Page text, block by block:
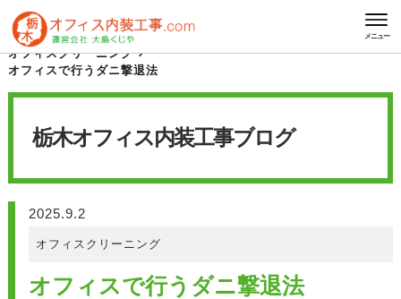
メニュー
HOME
栃木オフィス内装工事 ブログ
オフィスクリーニング
オフィスで行うダニ撃退法
栃木オフィス内装工事ブログ
2025.9.2
オフィスクリーニング
オフィスで行うダニ撃退法